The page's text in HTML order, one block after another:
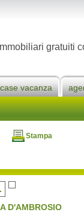
gratuiti
case vacanza
Stampa
D'AMBROSIO